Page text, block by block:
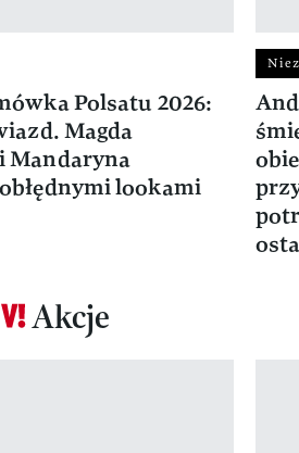
Polsatu 2026:
Magda
Mandaryna
lookami
Akcje